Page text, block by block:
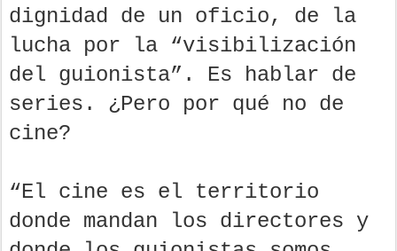
dignidad de un oficio, de la
lucha por la “visibilización
del guionista”. Es hablar de
series. ¿Pero por qué no de
cine?
“El cine es el territorio
donde mandan los directores y